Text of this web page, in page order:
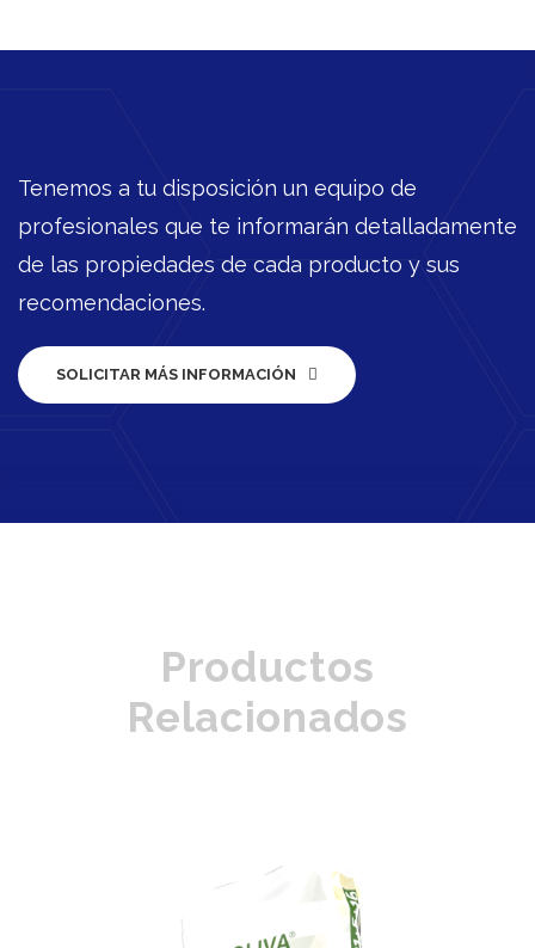
Tenemos a tu disposición un equipo de
profesionales que te informarán detalladamente
de las propiedades de cada producto y sus
recomendaciones.
SOLICITAR MÁS INFORMACIÓN
Productos
Relacionados